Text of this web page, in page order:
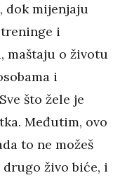
dok mijenjaju
treninge i
maštaju o životu
i
što žele je
Međutim, ovo
to ne možeš
živo biće, i